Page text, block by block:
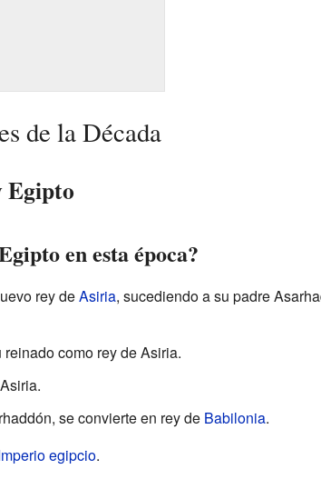
de la Década
Egipto
en esta época?
rey deAsiria, sucediendo a su padre
como rey de Asiria.
se convierte en rey de Babilonia.
egipcio.